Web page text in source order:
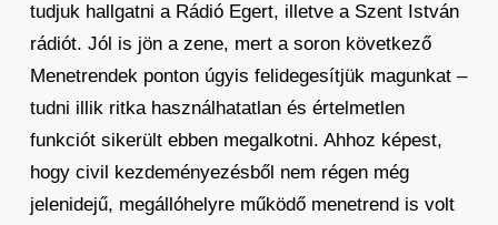
tudjuk hallgatni a Rádió Egert, illetve a Szent István
rádiót. Jól is jön a zene, mert a soron következő
Menetrendek ponton úgyis felidegesítjük magunkat –
tudni illik ritka használhatatlan és értelmetlen
funkciót sikerült ebben megalkotni. Ahhoz képest,
hogy civil kezdeményezésből nem régen még
jelenidejű, megállóhelyre működő menetrend is volt